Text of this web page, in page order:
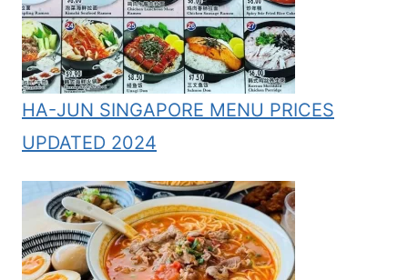
HA-JUN SINGAPORE MENU PRICES
UPDATED 2024